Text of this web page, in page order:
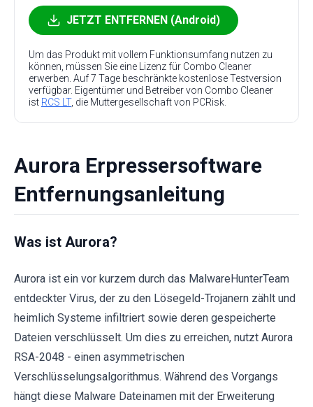
JETZT ENTFERNEN (Android)
Um das Produkt mit vollem Funktionsumfang nutzen zu
können, müssen Sie eine Lizenz für Combo Cleaner
erwerben. Auf 7 Tage beschränkte kostenlose Testversion
verfügbar. Eigentümer und Betreiber von Combo Cleaner
ist RCS LT, die Muttergesellschaft von PCRisk.
Aurora Erpressersoftware
Entfernungsanleitung
Was ist Aurora?
Aurora ist ein vor kurzem durch das MalwareHunterTeam
entdeckter Virus, der zu den Lösegeld-Trojanern zählt und
heimlich Systeme infiltriert sowie deren gespeicherte
Dateien verschlüsselt. Um dies zu erreichen, nutzt Aurora
RSA-2048 - einen asymmetrischen
Verschlüsselungsalgorithmus. Während des Vorgangs
hängt diese Malware Dateinamen mit der Erweiterung